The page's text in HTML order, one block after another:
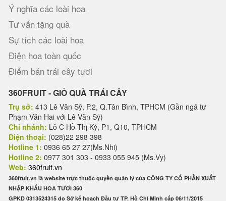
Ý nghĩa các loài hoa
Tư vấn tặng quà
Sự tích các loài hoa
Điện hoa toàn quốc
Điểm bán trái cây tươi
360FRUIT - GIỎ QUÀ TRÁI CÂY
Trụ sở: 413 Lê Văn Sỹ, P.2, Q.Tân Bình, TPHCM (Gần ngã tư
Phạm Văn Hai với Lê Văn Sỹ)
Chi nhánh: Lô C Hồ Thị Kỷ, P1, Q10, TPHCM
Điện thoại: (028)22 298 398
Hotline 1: 0936 65 27 27(Ms.Nhi)
Hotline 2: 0977 301 303 - 0933 055 945 (Ms.Vy)
Web: 360fruit.vn
360fruit.vn là website trực thuộc quyền quản lý của CÔNG TY CỔ PHẦN XUẤT
NHẬP KHẨU HOA TƯƠI 360
GPKD 0313524315 do Sở kế hoạch Đầu tư TP. Hồ Chí Minh cấp 06/11/2015